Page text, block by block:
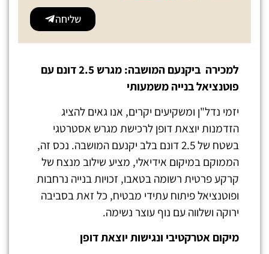
שליחה
למכירה ביקנעם המושבה: מגרש 2.5 דונם עם
פוטנציאל בנייה משמעותי
יזמי נדל"ן ומשקיעים יקרים, אנו גאים להציג
הזדמנות יוצאת דופן לרכישת מגרש אסטרטגי
בשטח של 2.5 דונם בלב יקנעם המושבה. נכס זה,
הממוקם במיקום אידיאלי, מציע שילוב מנצח של
קרקע פרטית רשומה בטאבו, זכויות בנייה נרחבות
ופוטנציאל פיתוח עתידי מבטיח, כל זאת בסביבה
ירוקה ושלווה עם נוף עוצר נשימה.
מיקום אטרקטיבי ונגישות יוצאת דופן